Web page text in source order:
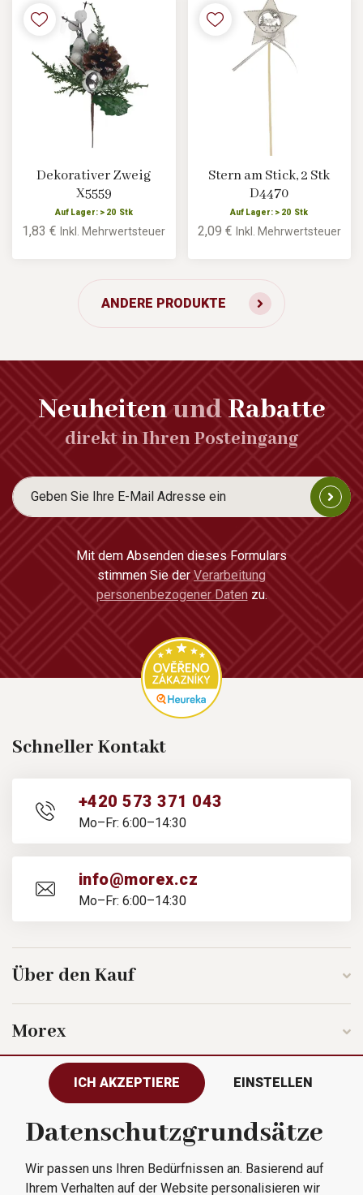
Dekorativer Zweig
X5559
Auf Lager: > 20 Stk
1,83 €Inkl. Mehrwertsteuer
Stern am Stick, 2 Stk
D4470
Auf Lager: > 20 Stk
2,09 € Inkl. Mehrwertsteuer
ANDERE PRODUKTE
NeuheitenundRabatte
direkt in Ihren Posteingang
Mit dem Absenden dieses Formulars
stimmen Sie der Verarbeitung
personenbezogener Daten zu.
Schneller Kontakt
+420 573 371 043
Mo–Fr: 6:00–14:30
info@morex.cz
Mo–Fr: 6:00–14:30
Über den Kauf
Morex
Folgen Sie uns
Alle Rechte vorbehalten © 2023
ICH AKZEPTIERE EINSTELLEN
Datenschutzgrundsätze
Wir passen uns Ihren Bedürfnissen an. Basierend auf
Ihrem Verhalten auf der Website personalisieren wir